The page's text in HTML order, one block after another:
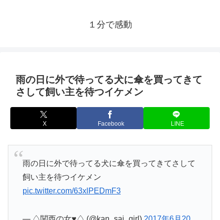
１分で感動
雨の日に外で待ってる犬に傘を買ってきて
さして飼い主を待つイケメン
X Facebook LINE
雨の日に外で待ってる犬に傘を買ってきてさして
飼い主を待つイケメン
pic.twitter.com/63xlPEDmF3